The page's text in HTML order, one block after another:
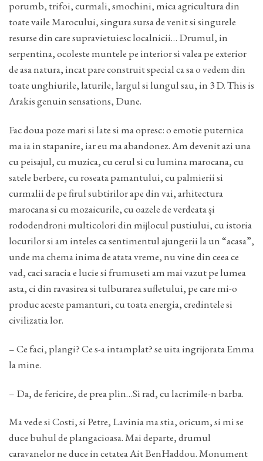
porumb, trifoi, curmali, smochini, mica agricultura din
toate vaile Marocului, singura sursa de venit si singurele
resurse din care supravietuiesc localnicii… Drumul, in
serpentina, ocoleste muntele pe interior si valea pe exterior
de asa natura, incat pare construit special ca sa o vedem din
toate unghiurile, laturile, largul si lungul sau, in 3 D. This is
Arakis genuin sensations, Dune.
Fac doua poze mari si late si ma opresc: o emotie puternica
ma ia in stapanire, iar eu ma abandonez. Am devenit azi una
cu peisajul, cu muzica, cu cerul si cu lumina marocana, cu
satele berbere, cu roseata pamantului, cu palmierii si
curmalii de pe firul subtirilor ape din vai, arhitectura
marocana si cu mozaicurile, cu oazele de verdeata și
rododendroni multicolori din mijlocul pustiului, cu istoria
locurilor si am inteles ca sentimentul ajungerii la un “acasa”,
unde ma chema inima de atata vreme, nu vine din ceea ce
vad, caci saracia e lucie si frumuseti am mai vazut pe lumea
asta, ci din ravasirea si tulburarea sufletului, pe care mi-o
produc aceste pamanturi, cu toata energia, credintele si
civilizatia lor.
– Ce faci, plangi? Ce s-a intamplat? se uita ingrijorata Emma
la mine.
– Da, de fericire, de prea plin…Si rad, cu lacrimile-n barba.
Ma vede si Costi, si Petre, Lavinia ma stia, oricum, si mi se
duce buhul de plangacioasa. Mai departe, drumul
caravanelor ne duce in cetatea Ait BenHaddou. Monument